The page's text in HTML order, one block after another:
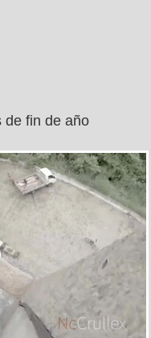
de fin de año